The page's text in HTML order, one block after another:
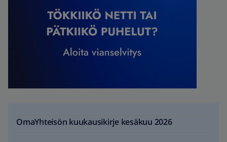
OmaYhteisön kuukausikirje kesäkuu 2026